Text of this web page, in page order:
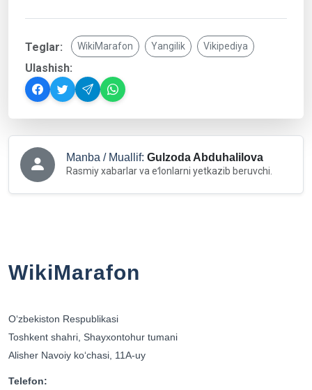
Teglar: WikiMarafon Yangilik Vikipediya
Ulashish:
Manba / Muallif: Gulzoda Abduhalilova
Rasmiy xabarlar va eʻlonlarni yetkazib beruvchi.
WikiMarafon
Oʻzbekiston Respublikasi
Toshkent shahri, Shayxontohur tumani
Alisher Navoiy koʻchasi, 11A-uy
Telefon: